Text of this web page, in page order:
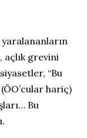
açlık grevini
“Bu
hariç)
Bu